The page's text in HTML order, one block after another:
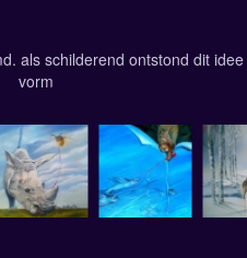
als schilderend ontstond dit
vorm